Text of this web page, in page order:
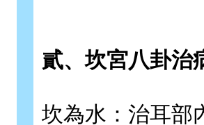
貳、坎宮八卦
坎為水：治耳部